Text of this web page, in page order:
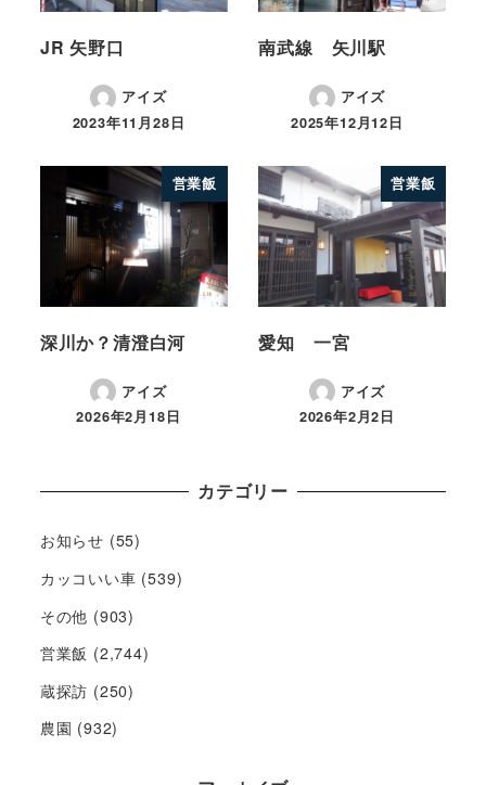
JR 矢野口
アイズ
2023年11月28日
南武線 矢川駅
アイズ
2025年12月12日
営業飯
深川か？清澄白河
アイズ
2026年2月18日
営業飯
愛知 一宮
アイズ
2026年2月2日
カテゴリー
お知らせ (55)
カッコいい車 (539)
その他 (903)
営業飯 (2,744)
蔵探訪 (250)
農園 (932)